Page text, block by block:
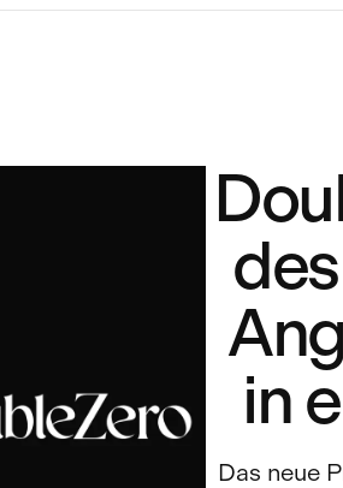
in
Das neue